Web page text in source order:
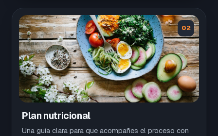
02
Plan nutricional
Una guía clara para que acompañes el proceso con